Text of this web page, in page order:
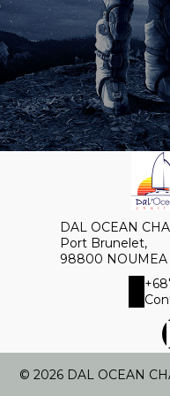
DAL OCEAN
Port Brunelet,
98800 NOUMEA
© 2026 DAL OCEAN